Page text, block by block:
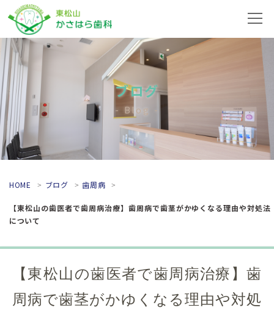
ブログ
Blog
HOME ブログ 歯周病
【東松山の歯医者で歯周病治療】歯周病で歯茎がかゆくなる理由や対処法
について
【東松山の歯医者で歯周病治療】歯
周病で歯茎がかゆくなる理由や対処